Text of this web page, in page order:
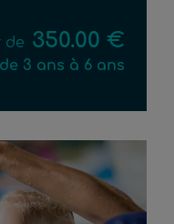
de 350.00 €
de 3 ans à 6 ans